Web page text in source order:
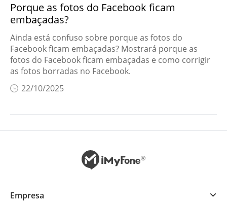
Porque as fotos do Facebook ficam
embaçadas?
Ainda está confuso sobre porque as fotos do
Facebook ficam embaçadas? Mostrará porque as
fotos do Facebook ficam embaçadas e como corrigir
as fotos borradas no Facebook.
22/10/2025
Empresa